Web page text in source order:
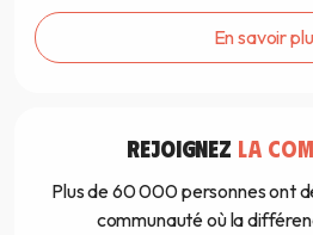
En savoir
REJOIGNEZ LA
Plus de 60 000 personnes ont
communauté où la